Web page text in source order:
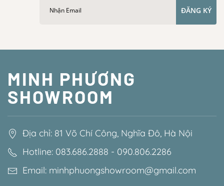
ĐĂNG KÝ
MINH PHƯƠNG
SHOWROOM
Địa chỉ: 81 Võ Chí Công, Nghĩa Đô, Hà Nội
Hotline: 083.686.2888 - 090.806.2286
Email: minhphuongshowroom@gmail.com